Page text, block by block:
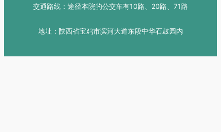
交通路线：途径本院的公交车有10路、20路、71路
地址：陕西省宝鸡市滨河大道东段中华石鼓园内